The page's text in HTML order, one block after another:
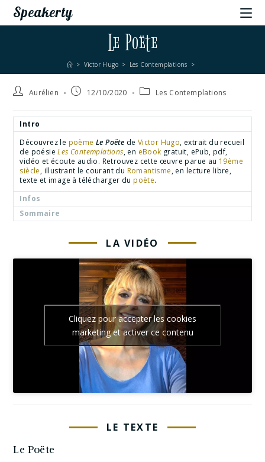
Speakerty
Le Poëte
> Victor Hugo > Les Contemplations >
Aurélien 12/10/2020 Les Contemplations
Intro
Découvrez le poème Le Poëte de Victor Hugo, extrait du recueil
de poésieLes Contemplations, en eBook gratuit, ePub, pdf,
vidéo et écoute audio. Retrouvez cette œuvre parue au 19ème
siècle, illustrant le courant du Romantisme, en lecture libre,
texte et image à télécharger dupoète.
Infos
Sommaire
LA VIDÉO
Cliquez pour accepter les cookies
marketing et activer ce contenu
LE TEXTE
Le Poëte